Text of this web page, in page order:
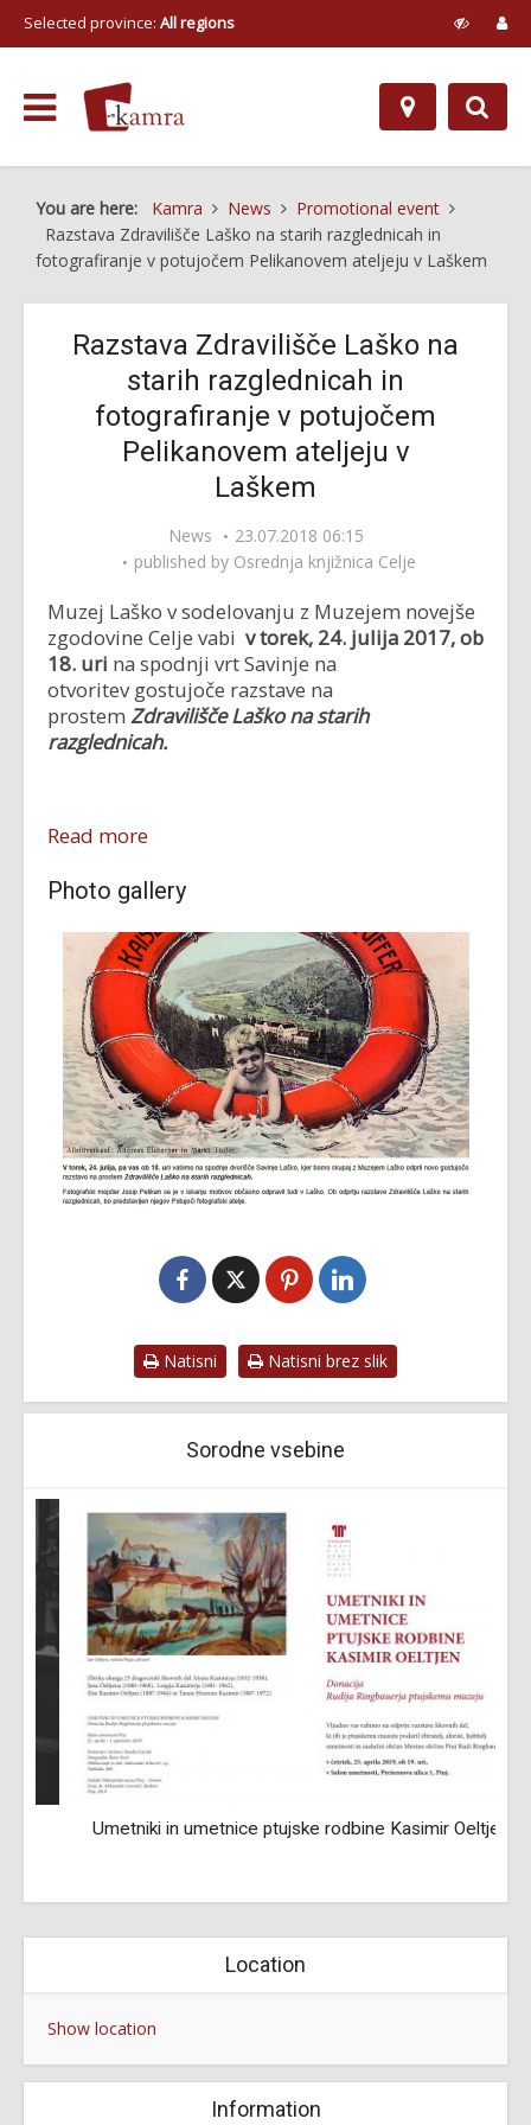
Selected province: All regions
You are here: Kamra News
Promotional event
Razstava Zdravilišče Laško na starih razglednicah in
fotografiranje v potujočem Pelikanovem ateljeju v Laškem
Razstava Zdravilišče Laško na
starih razglednicah in
fotografiranje v potujočem
Pelikanovem ateljeju v
Laškem
News
23.07.2018 06:15
published by Osrednja knjižnica Celje
Muzej Laško v sodelovanju z Muzejem novejše
zgodovine Celje vabi v torek, 24. julija 2017, ob
18. uri na spodnji vrt Savinje na
otvoritev gostujoče razstave na
prostem Zdravilišče Laško na starih
razglednicah.
Read more
Photo gallery
Natisni Natisni brez slik
Sorodne vsebine
Umetniki in umetnice ptujske rodbine Kasimir Oeltjen
Location
Show location
Information